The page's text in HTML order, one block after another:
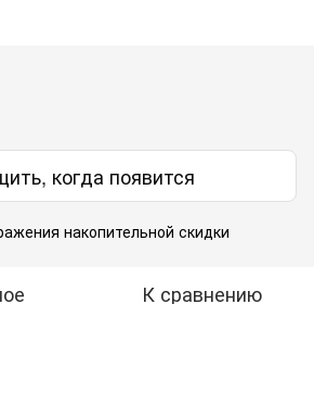
когда появится
накопительной скидки
К сравнению